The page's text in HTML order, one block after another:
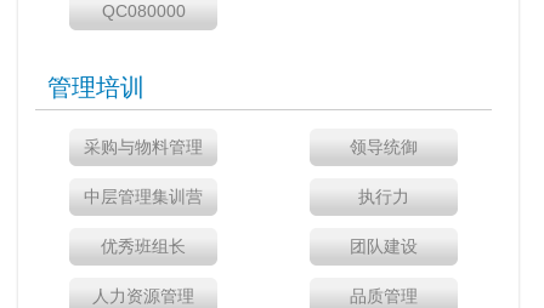
QC080000
管理培训
采购与物料管理 领导统御
中层管理集训营 执行力
优秀班组长 团队建设
人力资源管理 品质管理